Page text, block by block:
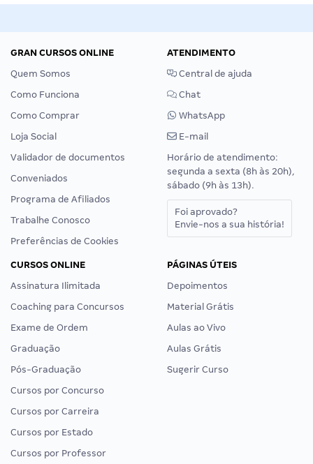
GRAN CURSOS ONLINE
Quem Somos
Como Funciona
Como Comprar
Loja Social
Validador de documentos
Conveniados
Programa de Afiliados
Trabalhe Conosco
Preferências de Cookies
ATENDIMENTO
Central de ajuda
Chat
WhatsApp
E-mail
Horário de atendimento:
segunda a sexta (8h às 20h),
sábado (9h às 13h).
Foi aprovado?
Envie-nos a sua história!
CURSOS ONLINE
Assinatura Ilimitada
Coaching para Concursos
Exame de Ordem
Graduação
Pós-Graduação
Cursos por Concurso
Cursos por Carreira
Cursos por Estado
Cursos por Professor
PÁGINAS ÚTEIS
Depoimentos
Material Grátis
Aulas ao Vivo
Aulas Grátis
Sugerir Curso